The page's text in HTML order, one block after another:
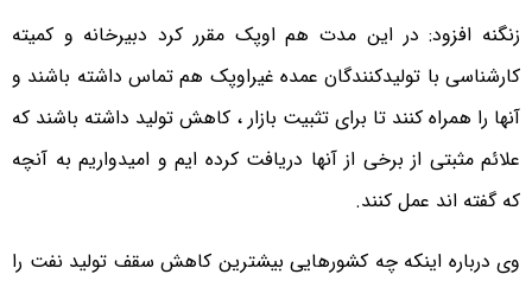
زنگنه افزود: در این مدت هم اوپک مقرر کرد دبیرخانه و کمیته
کارشناسی با تولیدکنندگان عمده غیراوپک هم تماس داشته باشند و
آنها را همراه کنند تا برای تثبیت بازار ، کاهش تولید داشته باشند که
علائم مثبتی از برخی از آنها دریافت کرده ایم و امیدواریم به آنچه
که گفته اند عمل کنند.
وی درباره اینکه چه کشورهایی بیشترین کاهش سقف تولید نفت را